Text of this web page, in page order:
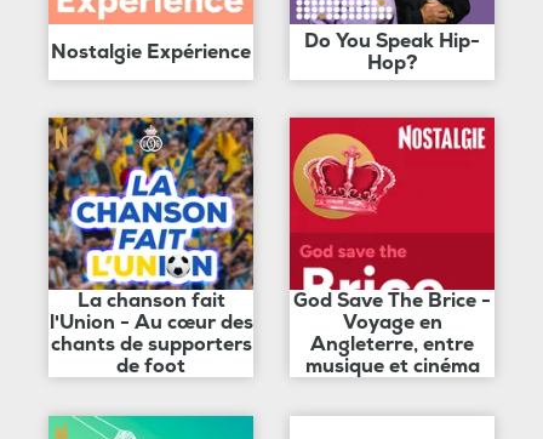
Nostalgie Expérience
Do You Speak Hip-
Hop?
La chanson fait
l'Union - Au cœur des
chants de supporters
de foot
God Save The Brice -
Voyage en
Angleterre, entre
musique et cinéma